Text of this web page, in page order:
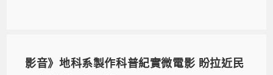
影音》地科系製作科普紀實微電影 盼拉近民